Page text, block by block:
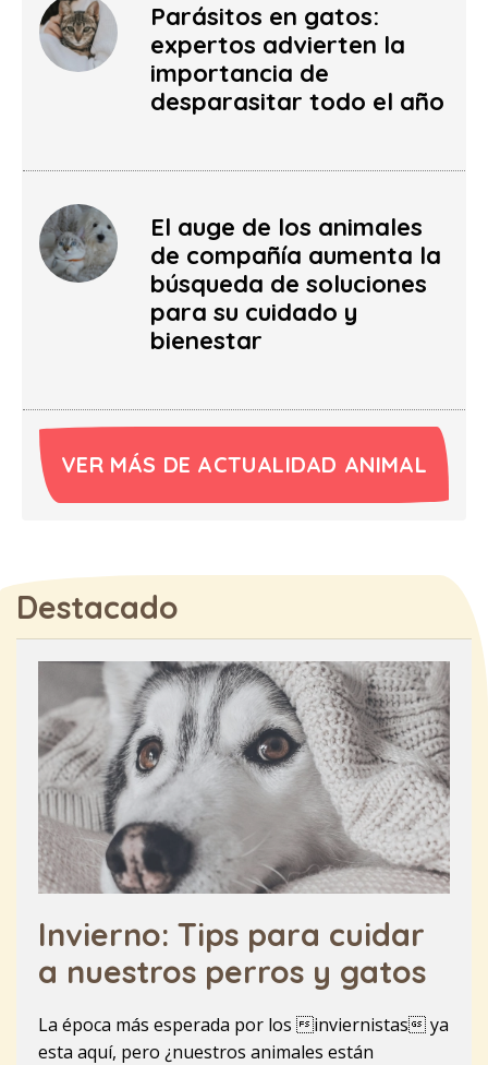
Parásitos en gatos:
expertos advierten la
importancia de
desparasitar todo el año
El auge de los animales
de compañía aumenta la
búsqueda de soluciones
para su cuidado y
bienestar
VER MÁS DE ACTUALIDAD ANIMAL
Destacado
Invierno: Tips para cuidar
a nuestros perros y gatos
La época más esperada por los inviernistas ya
esta aquí, pero ¿nuestros animales están